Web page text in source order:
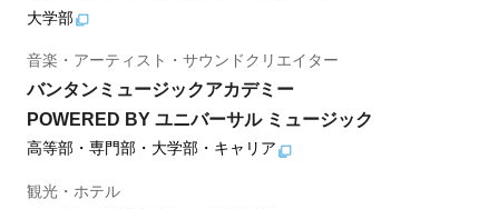
大学部
音楽・アーティスト・サウンドクリエイター
バンタンミュージックアカデミー
POWERED BY ユニバーサル ミュージック
高等部・専門部・大学部・キャリア
観光・ホテル